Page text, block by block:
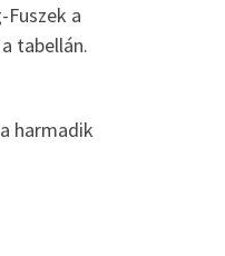
a
tabellán.
harmadik